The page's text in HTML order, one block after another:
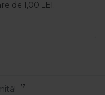
de 1,00 LEI.